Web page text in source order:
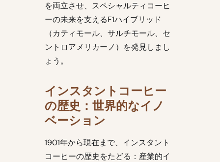
を両立させ、スペシャルティコーヒ
ーの未来を支えるF1ハイブリッド
（カティモール、サルチモール、セ
ントロアメリカーノ）を発見しまし
ょう。
インスタントコーヒー
の歴史：世界的なイノ
ベーション
1901年から現在まで、インスタント
コーヒーの歴史をたどる：産業的イ